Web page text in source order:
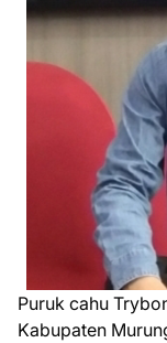
Puruk cahu
Kabupaten